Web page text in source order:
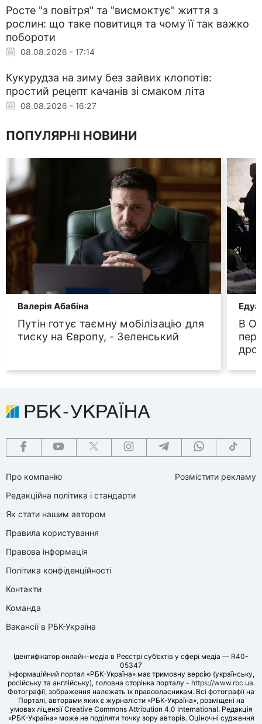
Росте "з повітря" та "висмоктує" життя з
рослин: що таке повитиця та чому її так важко
побороти
08.08.2026 - 17:14
Кукурудза на зиму без зайвих клопотів:
простий рецепт качанів зі смаком літа
08.08.2026 - 16:27
ПОПУЛЯРНІ НОВИНИ
Валерія Абабіна
Путін готує таємну мобілізацію для
тиску на Європу, - Зеленський
В
Про компанію
Редакційна політика і стандарти
Як стати нашим автором
Правила користування
Правова інформація
Політика конфіденційності
Контакти
Команда
Вакансії в РБК-Україна
Розмістити рекламу
Ідентифікатор онлайн-медіа в Реєстрі суб’єктів у сфері медіа — R40-
05347
Інформаційний портал «РБК-Україна» має тримовну версію (українську,
російську та англійську), головна сторінка порталу - https://www.rbc.ua.
Фотографії, зображення належать їх правовласникам. Всі фотографії на
Порталі, авторами яких є журналісти «РБК-Україна», розміщені на
умовах ліцензії Creative Commons Attribution 4.0 International. Редакція
«РБК-Україна» може не поділяти точку зору авторів. Оціночні судження